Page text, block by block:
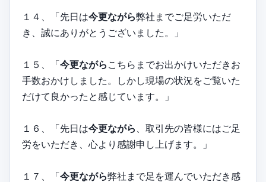
１４、「先日は今更ながら弊社までご足労いただ
き、誠にありがとうございました。」
１５、「今更ながら こちらまでお出かけいただきお
手数おかけしました。しかし現場の状況をご覧いた
だけて良かったと感じています。」
１６、「先日は今更ながら 、取引先の皆様にはご足
労をいただき、心より感謝申し上げます。」
１７、「今更ながら弊社まで足を運んでいただき感